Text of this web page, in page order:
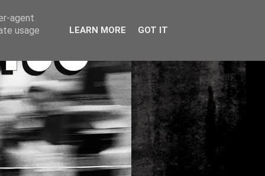
agent
usage
LEARN MORE GOT IT